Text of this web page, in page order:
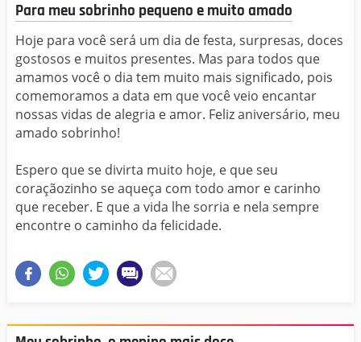
Para meu sobrinho pequeno e muito amado
Hoje para você será um dia de festa, surpresas, doces
gostosos e muitos presentes. Mas para todos que
amamos você o dia tem muito mais significado, pois
comemoramos a data em que você veio encantar
nossas vidas de alegria e amor. Feliz aniversário, meu
amado sobrinho!
Espero que se divirta muito hoje, e que seu
coraçãozinho se aqueça com todo amor e carinho
que receber. E que a vida lhe sorria e nela sempre
encontre o caminho da felicidade.